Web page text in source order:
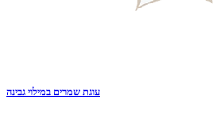
עוגת שמרים במילוי גבינה